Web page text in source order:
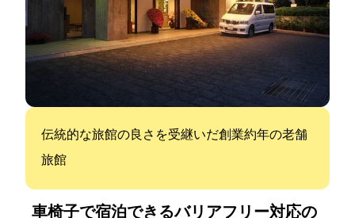
伝統的な旅館の良さを受継いだ創業約100年の老舗
旅館
車椅子で宿泊できるバリアフリー対応の